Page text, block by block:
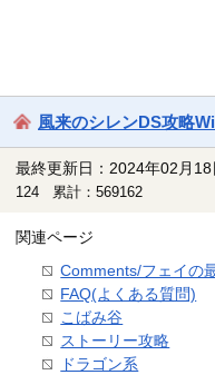
風来のシレンDS攻略
最終更新日：2024年02月
124 累計：569162
関連ページ
Comments/フェイの
FAQ(よくある質問)
こばみ谷
ストーリー攻略
ドラゴン系